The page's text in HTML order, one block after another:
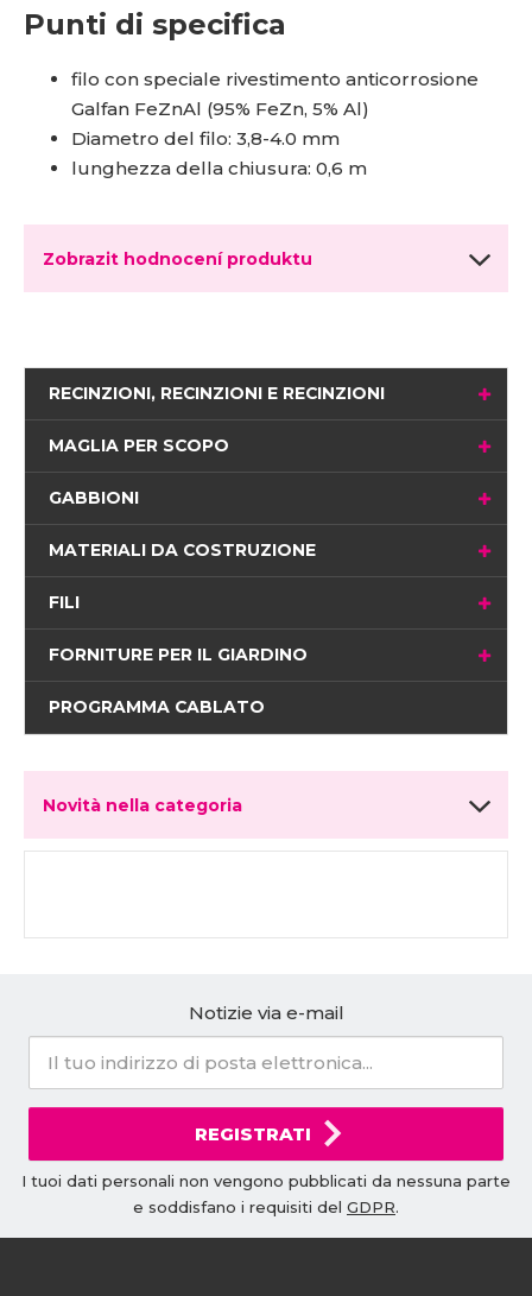
Punti di specifica
filo con speciale rivestimento anticorrosione
Galfan FeZnAl (95% FeZn, 5% Al)
Diametro del filo: 3,8-4.0 mm
lunghezza della chiusura: 0,6 m
Zobrazit hodnocení produktu
RECINZIONI, RECINZIONI E RECINZIONI
MAGLIA PER SCOPO
GABBIONI
MATERIALI DA COSTRUZIONE
FILI
FORNITURE PER IL GIARDINO
PROGRAMMA CABLATO
Novità nella categoria
Notizie via e-mail
REGISTRATI
I tuoi dati personali non vengono pubblicati da nessuna parte
e soddisfano i requisiti del GDPR.